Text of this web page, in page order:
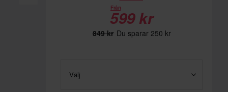
Från
599 kr
849 kr Du sparar 250 kr
Välj